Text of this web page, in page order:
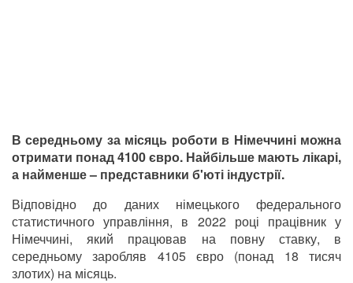
В середньому за місяць роботи в Німеччині можна
отримати понад 4100 євро. Найбільше мають лікарі,
а найменше – представники б'юті індустрії.
Відповідно до даних німецького федерального
статистичного управління, в 2022 році працівник у
Німеччині, який працював на повну ставку, в
середньому заробляв 4105 євро (понад 18 тисяч
злотих) на місяць.